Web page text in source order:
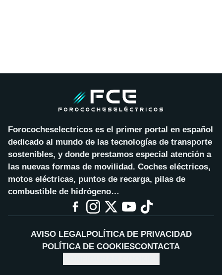
Forococheselectricos es el primer portal en español
dedicado al mundo de las tecnologías de transporte
sostenibles, y donde prestamos especial atención a
las nuevas formas de movilidad. Coches eléctricos,
motos eléctricas, puntos de recarga, pilas de
combustible de hidrógeno…
AVISO LEGALPOLÍTICA DE PRIVACIDAD
POLÍTICA DE COOKIESCONTACTA